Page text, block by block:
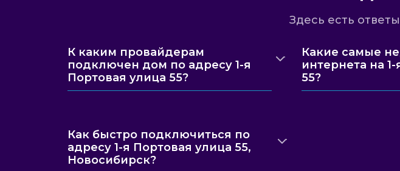
Здесь есть
К каким провайдерам
подключен дом по адресу 1-я
Портовая улица 55?
Какие самые
интернета на
55?
Как быстро подключиться по
адресу 1-я Портовая улица 55,
Новосибирск?